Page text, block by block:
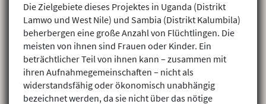
Die Zielgebiete dieses Projektes in Uganda (Distrikt
Lamwo und West Nile) und Sambia (Distrikt Kalumbila)
beherbergen eine große Anzahl von Flüchtlingen. Die
meisten von ihnen sind Frauen oder Kinder. Ein
beträchtlicher Teil von ihnen kann – zusammen mit
ihren Aufnahmegemeinschaften – nicht als
widerstandsfähig oder ökonomisch unabhängig
bezeichnet werden, da sie nicht über das nötige